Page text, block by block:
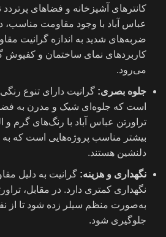
کانترهای آشپزخانه و فضاهای پرتردد
عباس آباد با وجود مقاومت مناسب،
ضربه‌های شدید به اندازه گرانیت
کاربردهای نمای ساختمان و کفپوش
می‌رود.
جلوه بصری: گرانیت دارای تنوع رنگی
است که جلوه‌ای شیک و مدرن به
تراورتن عباس آباد با رنگ‌های گرم و
بیشتر مناسب پروژه‌هایی است که به
دلنشین هستند.
نگهداری و هزینه: گرانیت به دلیل
نگهداری کمتری دارد. در مقابل،
به‌صورت منظم سیلر زده شود تا از
جلوگیری شود.